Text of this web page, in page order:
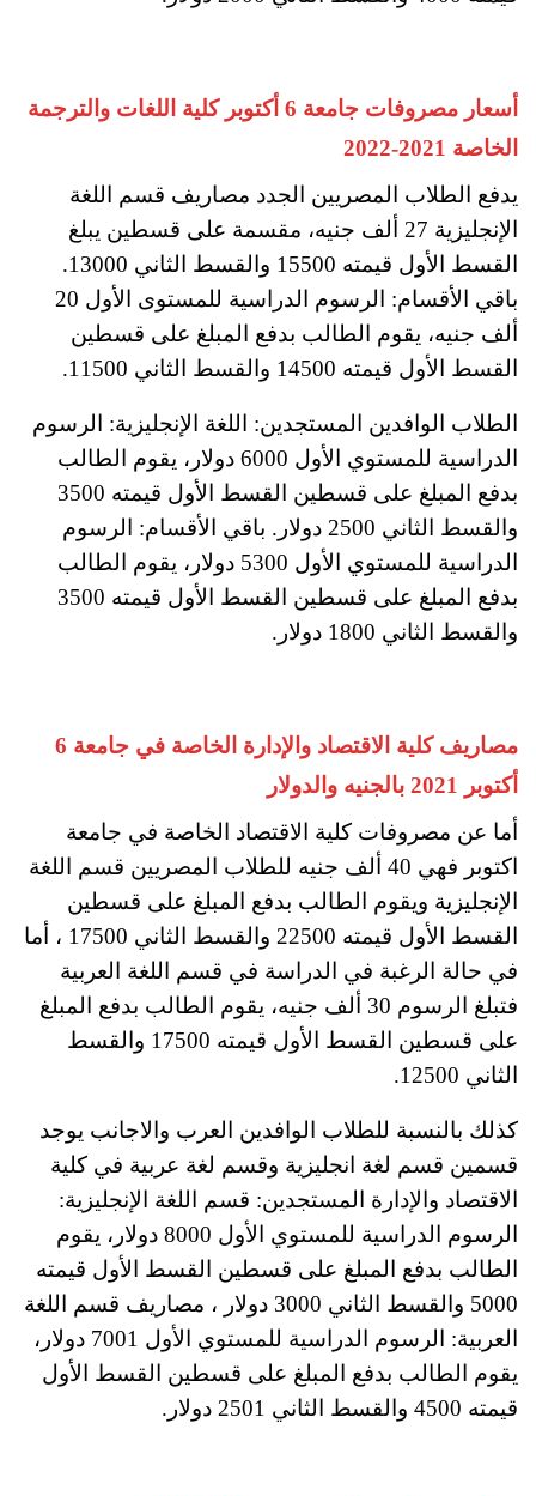
أسعار مصروفات جامعة 6 أكتوبر كلية اللغات والترجمة
الخاصة 2021-2022
يدفع الطلاب المصريين الجدد مصاريف قسم اللغة
الإنجليزية 27 ألف جنيه، مقسمة على قسطين يبلغ
القسط الأول قيمته 15500 والقسط الثاني 13000.
باقي الأقسام: الرسوم الدراسية للمستوى الأول 20
ألف جنيه، يقوم الطالب بدفع المبلغ على قسطين
القسط الأول قيمته 14500 والقسط الثاني 11500.
الطلاب الوافدين المستجدين: اللغة الإنجليزية: الرسوم
الدراسية للمستوي الأول 6000 دولار، يقوم الطالب
بدفع المبلغ على قسطين القسط الأول قيمته 3500
والقسط الثاني 2500 دولار. باقي الأقسام: الرسوم
الدراسية للمستوي الأول 5300 دولار، يقوم الطالب
بدفع المبلغ على قسطين القسط الأول قيمته 3500
والقسط الثاني 1800 دولار.
مصاريف كلية الاقتصاد والإدارة الخاصة في جامعة 6
أكتوبر 2021 بالجنيه والدولار
أما عن مصروفات كلية الاقتصاد الخاصة في جامعة
اكتوبر فهي 40 ألف جنيه للطلاب المصريين قسم اللغة
الإنجليزية ويقوم الطالب بدفع المبلغ على قسطين
القسط الأول قيمته 22500 والقسط الثاني 17500 ، أما
في حالة الرغبة في الدراسة في قسم اللغة العربية
فتبلغ الرسوم 30 ألف جنيه، يقوم الطالب بدفع المبلغ
على قسطين القسط الأول قيمته 17500 والقسط
الثاني 12500.
كذلك بالنسبة للطلاب الوافدين العرب والاجانب يوجد
قسمين قسم لغة انجليزية وقسم لغة عربية في كلية
الاقتصاد والإدارة المستجدين: قسم اللغة الإنجليزية:
الرسوم الدراسية للمستوي الأول 8000 دولار، يقوم
الطالب بدفع المبلغ على قسطين القسط الأول قيمته
5000 والقسط الثاني 3000 دولار ، مصاريف قسم اللغة
العربية: الرسوم الدراسية للمستوي الأول 7001 دولار،
يقوم الطالب بدفع المبلغ على قسطين القسط الأول
قيمته 4500 والقسط الثاني 2501 دولار.